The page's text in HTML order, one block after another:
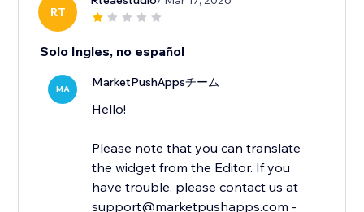
RT
Solo Ingles, no español
MA MarketPushAppsチーム
Hello!
Please note that you can translate
the widget from the Editor. If you
have trouble, please contact us at
support@marketpushapps.com -